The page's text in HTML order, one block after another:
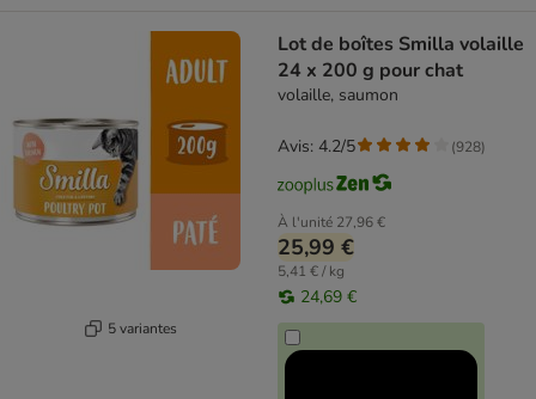
5 variantes
Lot de boîtes Smilla volaille
24 x 200 g pour chat
volaille, saumon
À l'unité 27,96 €
25,99 €
5,41 € / kg
24,69 €
Avis: 4.2/5 (928)